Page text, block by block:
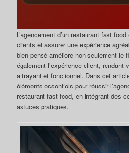
L’agencement d’un restaurant fast
clients et assurer une expérience
bien pensé améliore non seulement le
également l’expérience client, rendant
attrayant et fonctionnel. Dans cet
éléments essentiels pour réussir
restaurant fast food, en intégrant des
astuces pratiques.